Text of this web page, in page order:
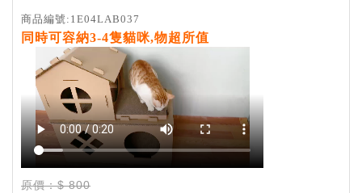
商品編號:1E04LAB037
同時可容納3-4隻貓咪,物超所值
原價：$ 800